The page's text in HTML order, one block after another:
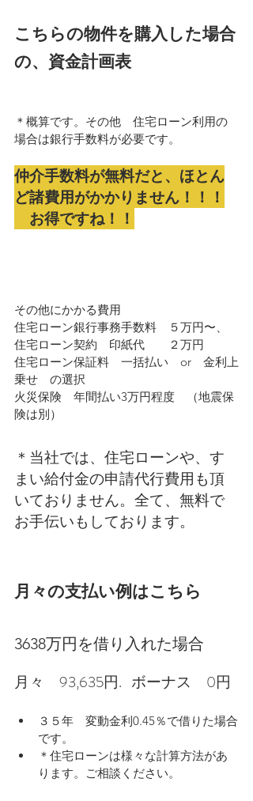
こちらの物件を購入した場合
の、資金計画表
＊概算です。その他　住宅ローン利用の
場合は銀行手数料が必要です。
仲介手数料が無料だと、ほとん
ど諸費用がかかりません！！！
お得ですね！！
その他にかかる費用
住宅ローン銀行事務手数料　５万円〜、
住宅ローン契約　印紙代　　２万円
住宅ローン保証料　一括払い　or　金利上
乗せ　の選択
火災保険　年間払い3万円程度　（地震保
険は別）
＊当社では、住宅ローンや、す
まい給付金の申請代行費用も頂
いておりません。全て、無料で
お手伝いもしております。
月々の支払い例はこちら
3638万円を借り入れた場合
月々　93,635円.   ボーナス　0円
３５年　変動金利0.45％で借りた場合
です。
＊住宅ローンは様々な計算方法があ
ります。ご相談ください。